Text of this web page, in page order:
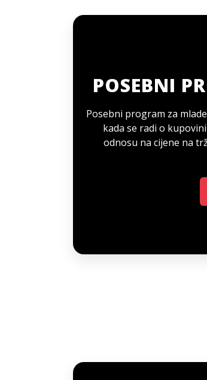
POSEBNI
Posebni program za
kada se radi o
odnosu na cijene na